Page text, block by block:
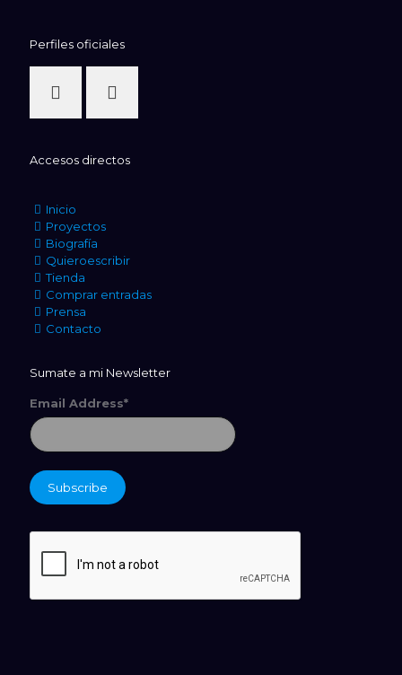
Perfiles oficiales
Accesos directos
Inicio
Proyectos
Biografía
Quieroescribir
Tienda
Comprar entradas
Prensa
Contacto
Sumate a mi Newsletter
Email Address*